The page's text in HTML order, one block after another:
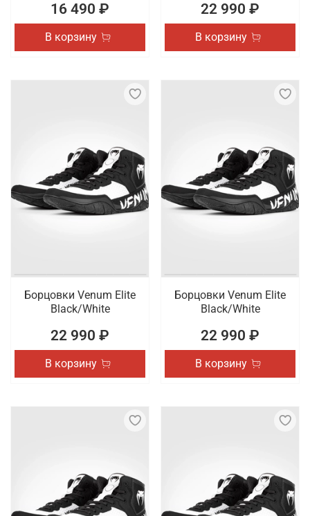
16 490 ₽
В корзину
22 990 ₽
В корзину
Борцовки Venum Elite
Black/White
22 990 ₽
В корзину
Борцовки Venum Elite
Black/White
22 990 ₽
В корзину